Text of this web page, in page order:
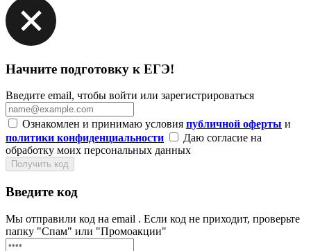
Начните подготовку к ЕГЭ!
Введите email, чтобы войти или зарегистрироваться
Ознакомлен и принимаю условия публичной оферты и
политики конфиденциальности
Даю согласие на
обработку моих персональных данных
Получить код
Введите код
Мы отправили код на email . Если код не приходит, проверьте
папку "Спам" или "Промоакции"